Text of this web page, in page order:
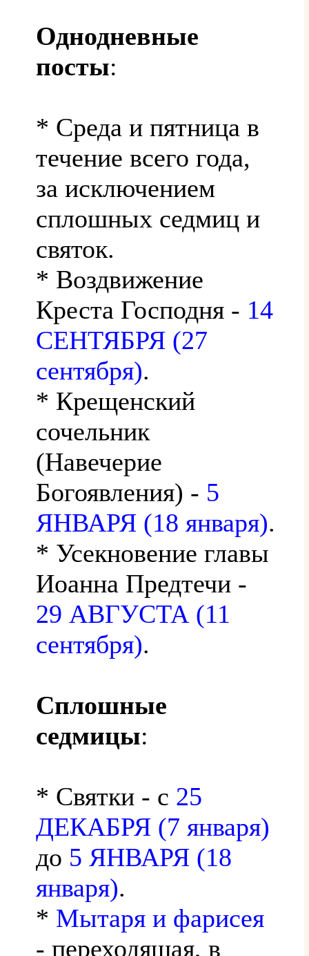
Однодневные
посты:
* Среда и пятница в
течение всего года,
за исключением
сплошных седмиц и
святок.
* Воздвижение
Креста Господня - 14
СЕНТЯБРЯ (27
сентября).
* Крещенский
сочельник
(Навечерие
Богоявления) - 5
ЯНВАРЯ (18 января).
* Усекновение главы
Иоанна Предтечи -
29 АВГУСТА (11
сентября).
Сплошные
седмицы:
* Святки - с 25
ДЕКАБРЯ (7 января)
до 5 ЯНВАРЯ (18
января).
* Мытаря и фарисея
- переходящая, в